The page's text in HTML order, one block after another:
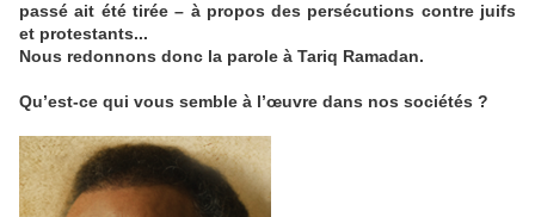
passé ait été tirée – à propos des persécutions contre juifs
et protestants...
Nous redonnons donc la parole à Tariq Ramadan.
Qu’est-ce qui vous semble à l’œuvre dans nos sociétés ?